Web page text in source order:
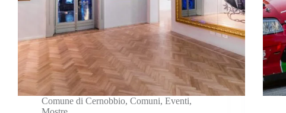
Comune di Cernobbio, Comuni, Eventi,